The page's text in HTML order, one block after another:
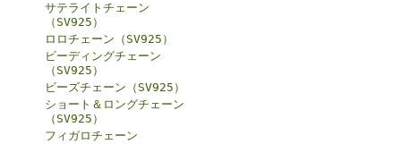
サテライトチェーン
（SV925）
ロロチェーン（SV925）
ビーディングチェーン
（SV925）
ビーズチェーン（SV925）
ショート＆ロングチェーン
（SV925）
フィガロチェーン